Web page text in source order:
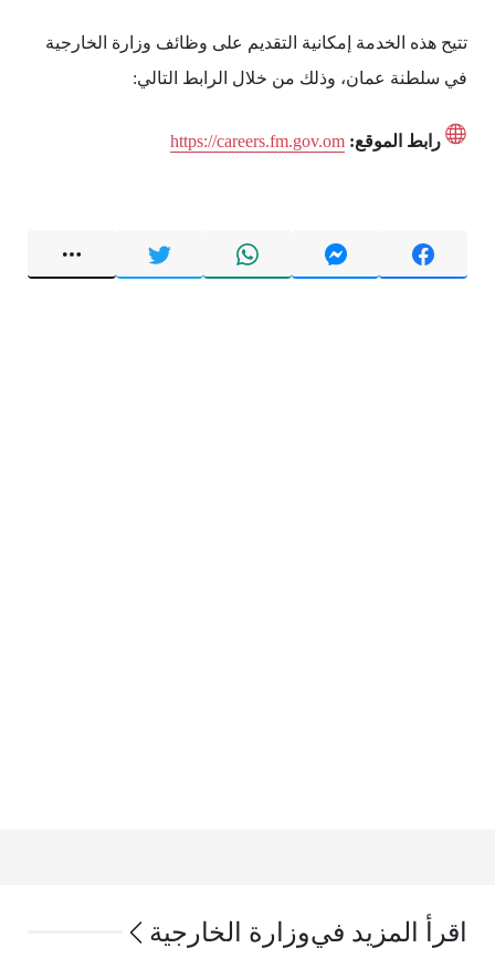
تتيح هذه الخدمة إمكانية التقديم على وظائف وزارة الخارجية
في سلطنة عمان، وذلك من خلال الرابط التالي:
رابط الموقع: https://careers.fm.gov.om
اقرأ المزيد فيوزارة الخارجية